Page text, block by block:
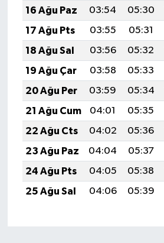
16 Ağu Paz
03:54 05:30
17 Ağu Pts
03:55 05:31
18 Ağu Sal
03:56 05:32
19 Ağu Çar
03:58 05:33
20 Ağu Per
03:59 05:34
21 Ağu Cum
04:01 05:35
22 Ağu Cts
04:02 05:36
23 Ağu Paz
04:04 05:37
24 Ağu Pts
04:05 05:38
25 Ağu Sal
04:06 05:39